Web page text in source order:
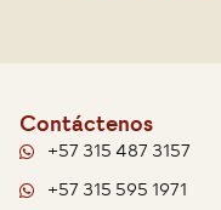
Contáctenos
+57 315 487 3157
+57 315 595 1971